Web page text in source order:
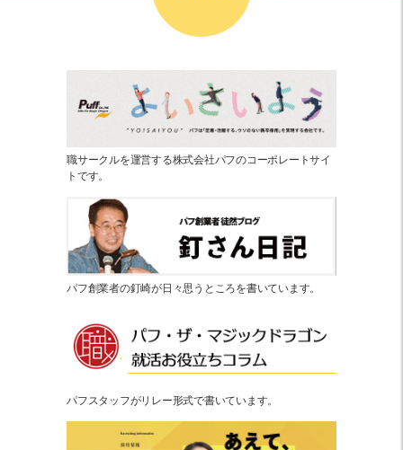
職サークルを運営する株式会社パフのコーポレートサイ
トです。
パフ創業者の釘崎が日々思うところを書いています。
パフスタッフがリレー形式で書いています。